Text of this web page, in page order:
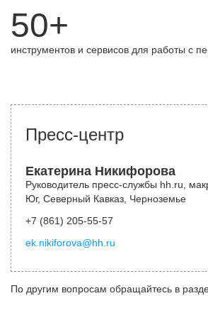
50+
инструментов и сервисов для работы с
Пресс-центр
Екатерина Никифорова
Руководитель пресс-службы hh.ru,
Юг, Северный Кавказ, Черноземье
+7 (861) 205-55-57
ek.nikiforova@hh.ru
По другим вопросам обращайтесь в